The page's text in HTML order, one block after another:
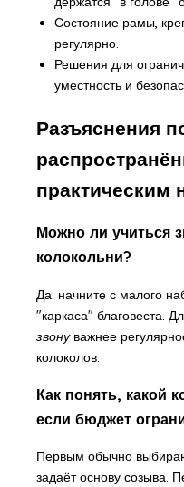
Состояние рамы,
регулярно.
Решения для
уместность и
Разъяснения
практическим
Можно ли учиться
колокольни?
Да: начните с малого
"каркаса" благовеста.
звонуважнее
колоколов.
Как понять, какой
если бюджет
Первым обычно
задаёт основу созыва.